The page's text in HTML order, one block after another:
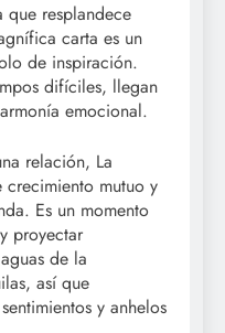
que resplandece
carta es un
de inspiración.
difíciles, llegan
emocional.
relación, La
crecimiento mutuo y
Es un momento
proyectar
de la
así que
y anhelos